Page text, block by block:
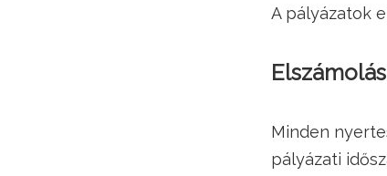
A pályázatok
Minden
pályázati